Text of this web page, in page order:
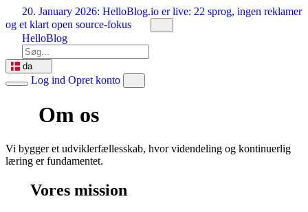
Spring
til
indhold
20. January 2026: HelloBlog.io er live: 22 sprog, ingen reklamer
og et klart open source-fokus
HelloBlog
da
Log ind Opret konto
Om os
Vi bygger et udviklerfællesskab, hvor videndeling og kontinuerlig
læring er fundamentet.
Vores mission